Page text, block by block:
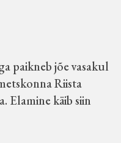
paikneb jõe vasakul
Riista
Elamine käib siin